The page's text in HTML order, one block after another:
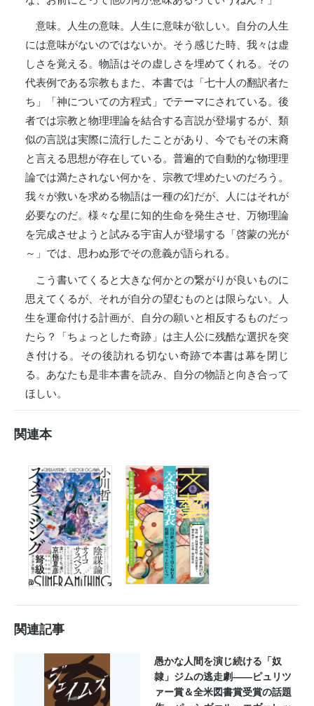
意味。人生の意味。人生に意味が欲しい。自分の人生
には意味がないのではないか。そう感じた時、我々は虚
しさを覚える。物語はその虚しさを埋めてくれる。その
代表例である宗教もまた、本書では「七十人の翻訳者た
ち」「神についての方程式」でテーマにされている。後
者では宗教と物理理論を結合する言説が登場するが、類
似の言説は実際に流行したことがあり、今でもその末裔
と言える思想が存在している。普遍的で自動的な物理理
論では満たされない何かを、宗教で埋めたいのだろう。
我々が救いを求める物語は一種の幻だが、人にはそれが
必要なのだ。様々な星に知的生命を発生させ、万物理論
を完成させようと試みる宇宙人が登場する「啓蒙の光が
～」では、思わぬ形でその意義が語られる。
こう書いてくると大きな何かとの繋がりが良いものに
思えてくるが、それが自分の望むものとは限らない。人
生を運命付ける計画が、自分の願いと相反するものだっ
たら？「ちょっとした奇跡」は主人公に残酷な選択を突
き付ける。その後訪れる切ない奇跡で本書は幕を閉じ
る。あなたも是非本書を読み、自分の物語と向き合って
ほしい。
関連本
関連記事
愚かな人間を演じ続ける「奴
隷」ジムの逃走劇――ピュリツ
ァー賞＆全米図書賞受賞の話題